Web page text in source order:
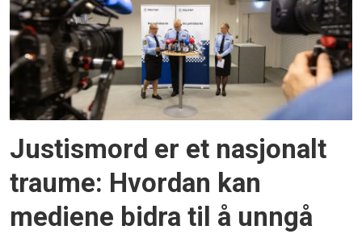
Justismord er et nasjonalt
traume: Hvordan kan
mediene bidra til å unngå